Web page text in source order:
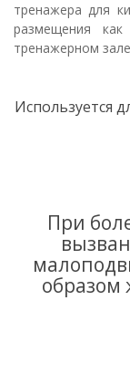
тренажера для
размещения
тренажерном
Используется
При
образом